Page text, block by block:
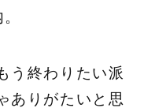
う終わりたい派
ありがたいと思